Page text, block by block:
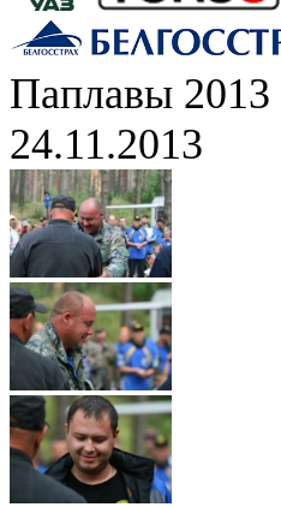
Паплавы 2013
24.11.2013